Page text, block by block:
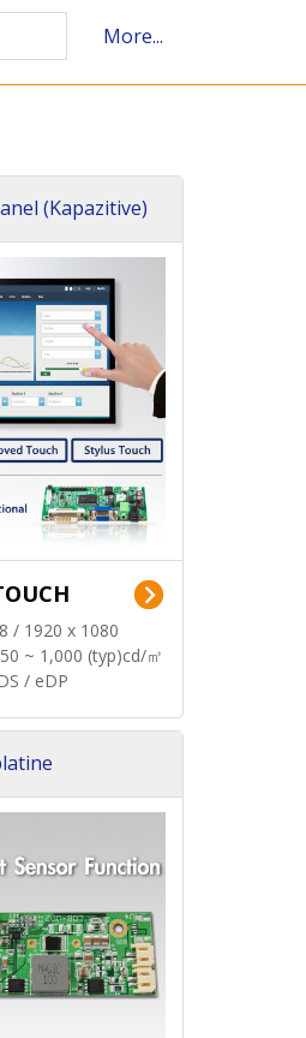
More...
(Kapazitive)
/ 1920 x 1080
~ 1,000 (typ)cd/㎡
/ eDP